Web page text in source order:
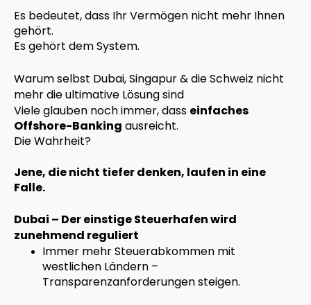
Es bedeutet, dass Ihr Vermögen nicht mehr Ihnen
gehört.
Es gehört dem System.
Warum selbst Dubai, Singapur & die Schweiz nicht
mehr die ultimative Lösung sind
Viele glauben noch immer, dass einfaches
Offshore-Banking ausreicht.
Die Wahrheit?
Jene, die nicht tiefer denken, laufen in eine
Falle.
Dubai – Der einstige Steuerhafen wird
zunehmend reguliert
Immer mehr Steuerabkommen mit
westlichen Ländern –
Transparenzanforderungen steigen.